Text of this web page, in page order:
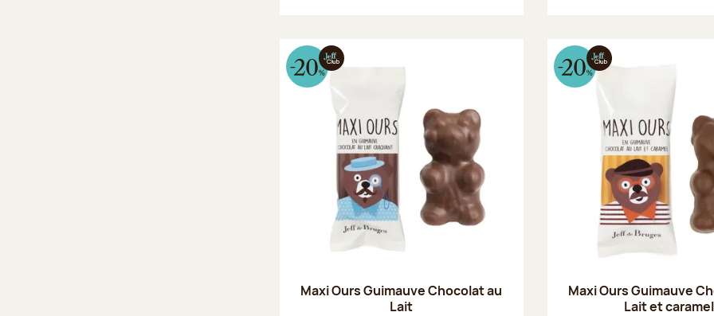
Maxi Ours Guimauve Chocolat au
Lait
Maxi Ours Guimauve
Lait et caramel